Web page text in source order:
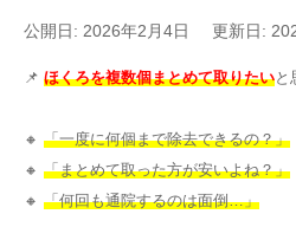
公開日: 2026年2月4日 更新日:
📌 ほくろを複数個まとめて取りたいと
🔸 「一度に何個まで除去できるの？」
🔸 「まとめて取った方が安いよね？」
🔸 「何回も通院するのは面倒…」
料金表
採用情報